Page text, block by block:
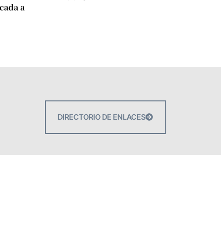
a
DIRECTORIO DE ENLACES